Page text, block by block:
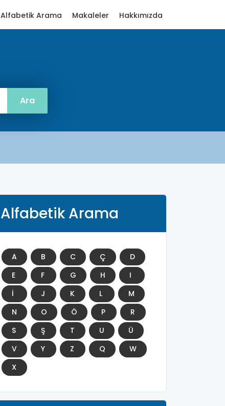
Alfabetik Arama Makaleler Hakkımızda
Alfabetik Arama
A B C Ç
D
E
F G H
I
İ
J K L
M
N
O Ö P
R
S
Ş T U
Ü
V
Y Z Q
W
X